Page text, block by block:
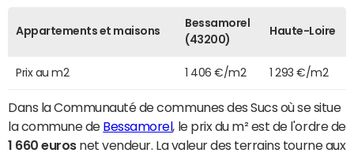
Appartements et maisons
Bessamorel
(43200)
Haute-Loire
Prix au m2 1 406 €/m2 1 293 €/m2
Dans la Communauté de communes des Sucs où se situe
la commune de Bessamorel , le prix du m² est de l'ordre de
1 660 eurosnet vendeur. La valeur des terrains tourne aux